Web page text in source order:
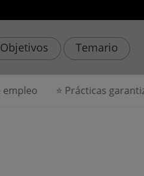
Objetivos Temario
⭐ Prácticas garantizadas